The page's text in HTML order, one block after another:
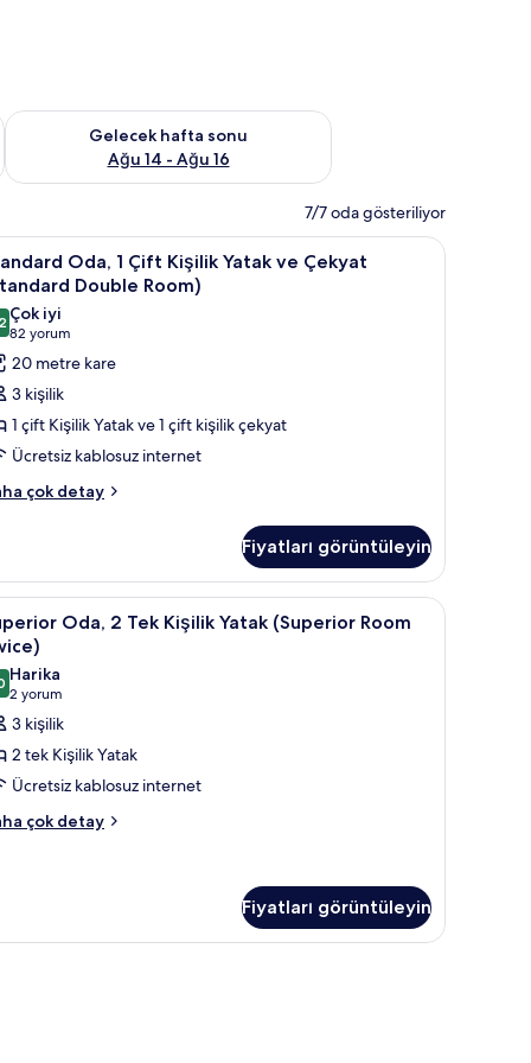
7 - Ağu 9
Gelecek hafta sonu
Ağu 14 - Ağu 16
Önümüzdeki hafta sonu için müsaitliği kontrol et Ağu 14 -
7/7 oda gösteriliyor
Odada kasa, masa, dizüstü bilgisayar
5
Oda, 1 Çift Kişilik Yatak ve Çekyat
Double Room)
/ 10
Çok iyi
82 yorum
(82
yorum)
20 metre kare
3 kişilik
1 çift Kişilik Yatak ve 1 çift kişilik çekyat
Ücretsiz kablosuz internet
çok detay
Fiyatları görüntüleyin
alanı, güneşlik/perde Superior Oda, 2 Tek Kişilik Yatak (Superior
4
Oda, 2 Tek Kişilik Yatak (Superior Room
/ 10
Harika
2 yorum
(2
yorum)
3 kişilik
2 tek Kişilik Yatak
Ücretsiz kablosuz internet
çok detay
Fiyatları görüntüleyin